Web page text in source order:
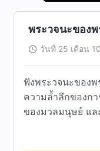
พระวจนะของพ
วันที่ 25 เดือน
ฟังพระวจนะของพ
ความล้ำลึกของก
ของมวลมนุษย์ แล